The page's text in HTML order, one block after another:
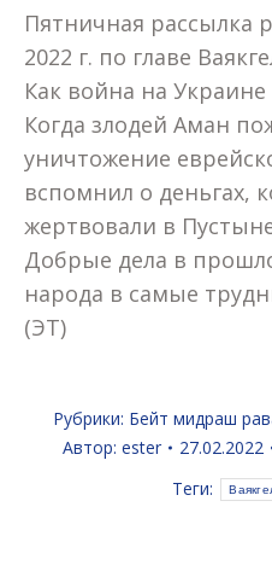
Пятничная рассылка
2022 г. по главе
Как война на
Когда злодей Аман
уничтожение
вспомнил о деньгах,
жертвовали в
Добрые дела в
народа в самые
(ЭТ)
Рубрики: Бейт мидраш
Автор: ester 27.02.2022
Теги: